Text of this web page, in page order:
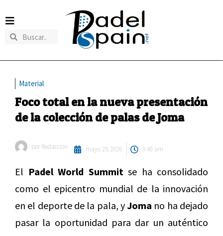
Material
Foco total en la nueva presentación
de la colección de palas de Joma
por Redaccion mayo 29, 2026 3:40 am
El Padel World Summitse ha consolidado
como el epicentro mundial de la innovación
en el deporte de la pala, yJoma no ha dejado
pasar la oportunidad para dar un auténtico